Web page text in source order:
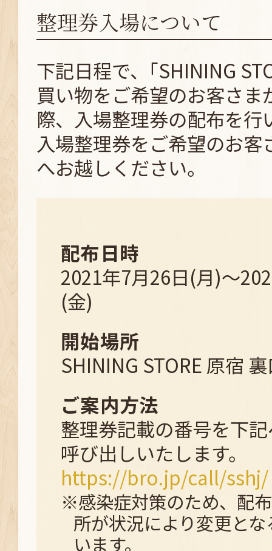
整理券入場について
下記日程で、｢SHINING
買い物をご希望のお客さま
際、入場整理券の配布を行
入場整理券をご希望のお客
へお越しください。
配布日時
2021年7月26日(月)～
(金)
開始場所
SHINING STORE 原宿
ご案内方法
整理券記載の番号を下
呼び出しいたします。
https://bro.jp/call/sshj/
※感染症対策のため、配
所が状況により変更と
います。